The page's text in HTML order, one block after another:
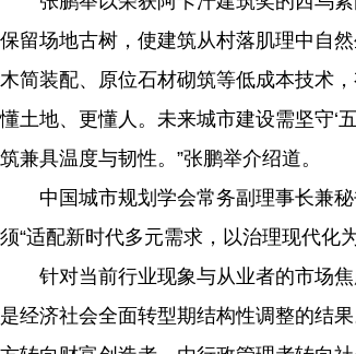
保留场地古树，使建筑从村落肌理中自
木简装配、原位石材砌筑等低成本技术
懂土地、更懂人。未来城市建设需坚守‘
筑兼具温度与韧性。”张鹏举介绍道。
中国城市规划学会常务副理事长兼秘
须“适配新时代多元需求，以治理现代化为
针对当前行业现象与从业者的市场焦
是经济社会全面转型期结构性调整的结